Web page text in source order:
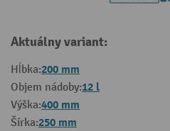
Aktuálny variant:
Hĺbka:200 mm
Objem nádoby:12 l
Výška:400 mm
Šírka:250 mm